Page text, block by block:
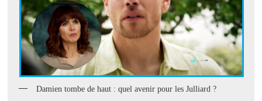
Damien tombe de haut : quel avenir pour les Julliard ?